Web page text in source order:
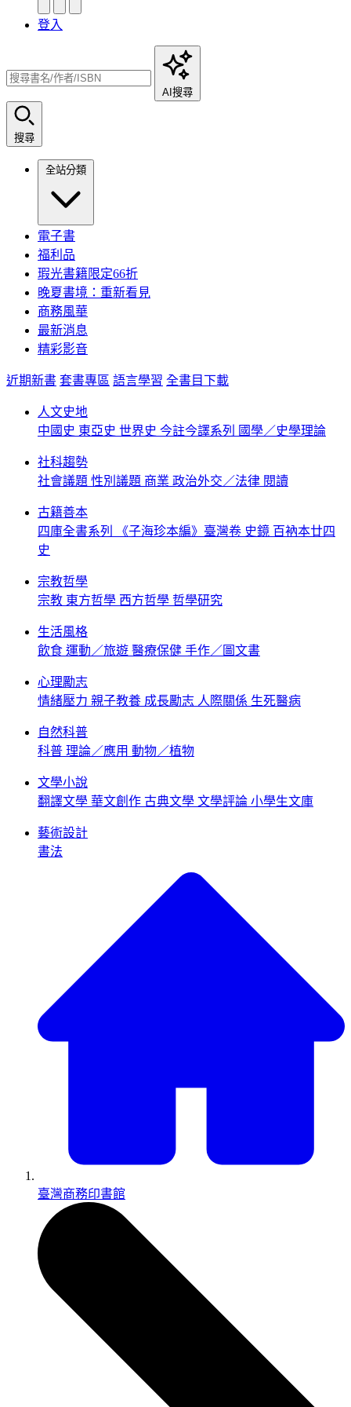
登入
AI搜尋
搜尋
全站分類
電子書
福利品
瑕光書籍限定66折
晚夏書境：重新看見
商務風華
最新消息
精彩影音
近期新書 套書專區 語言學習 全書目下載
人文史地
中國史 東亞史 世界史 今註今譯系列 國學／史學理論
社科趨勢
社會議題 性別議題 商業 政治外交／法律 閱讀
古籍善本
四庫全書系列
《子海珍本編》臺灣卷 史鏡 百衲本廿四
史
宗教哲學
宗教 東方哲學 西方哲學 哲學研究
生活風格
飲食 運動／旅遊 醫療保健 手作／圖文書
心理勵志
情緒壓力 親子教養 成長勵志 人際關係 生死醫病
自然科普
科普 理論／應用 動物／植物
文學小說
翻譯文學 華文創作 古典文學 文學評論 小學生文庫
藝術設計
書法
臺灣商務印書館